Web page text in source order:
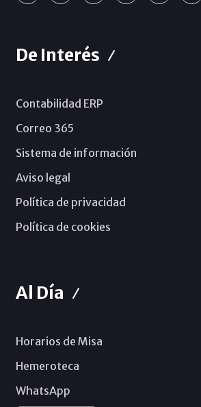
De Interés
Contabilidad ERP
Correo 365
Sistema de información
Aviso legal
Política de privacidad
Política de cookies
Al Día
Horarios de Misa
Hemeroteca
WhatsApp